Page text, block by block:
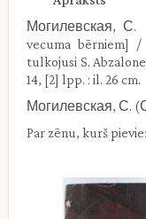
Могилевская, С.
vecuma bērniem] /
tulkojusi S.
14, [2] lpp. : il. 26 cm.
Могилевская, С.
Par zēnu, kurš